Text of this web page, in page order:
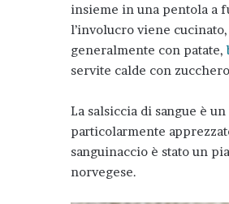
insieme in una pentola a
l’involucro viene
generalmente con patate,
servite calde con
La salsiccia di sangue è
particolarmente
sanguinaccio è stato un
norvegese.